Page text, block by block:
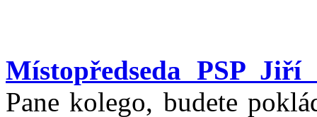
Místopředseda PSP Jiří
Pane kolego, budete